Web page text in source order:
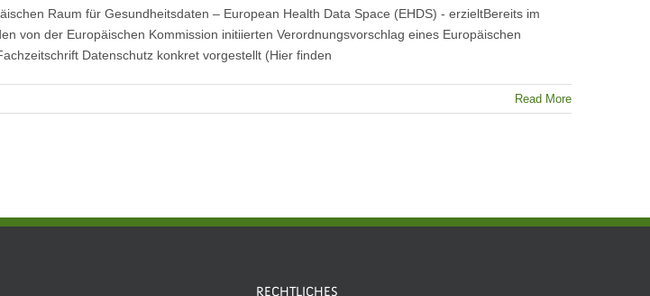
Raum für Gesundheitsdaten – European Health Data Space (EHDS) - erzieltBereits im
von der Europäischen Kommission initiierten Verordnungsvorschlag eines Europäischen
Datenschutz konkret vorgestellt (Hier finden
Read More
RECHTLICHES